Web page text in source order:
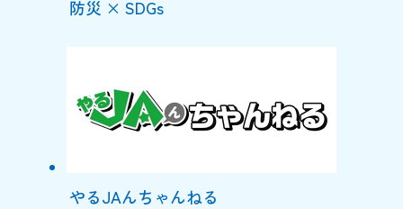
防災 × SDGs
やるJAんちゃんねる